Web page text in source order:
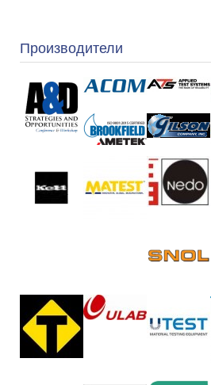
Производители